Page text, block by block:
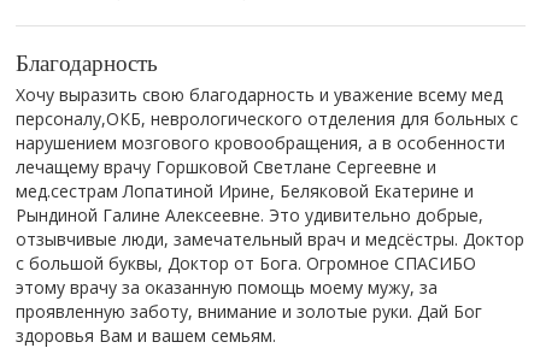
Благодарность
Хочу выразить свою благодарность и уважение всему мед
персоналу,ОКБ, неврологического отделения для больных с
нарушением мозгового кровообращения, а в особенности
лечащему врачу Горшковой Светлане Сергеевне и
мед.сестрам Лопатиной Ирине, Беляковой Екатерине и
Рындиной Галине Алексеевне. Это удивительно добрые,
отзывчивые люди, замечательный врач и медсёстры. Доктор
с большой буквы, Доктор от Бога. Огромное СПАСИБО
этому врачу за оказанную помощь моему мужу, за
проявленную заботу, внимание и золотые руки. Дай Бог
здоровья Вам и вашем семьям.